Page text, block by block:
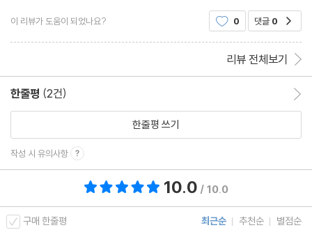
때 썼던 예쁜 색동 무늬 천이 면지에 그
이 리뷰가 도움이 되었나요? 0 댓글 0
리뷰 전체보기
한줄평 (2건)
한줄평 쓰기
작성 시 유의사항
10.0 / 10.0
구매 한줄평 최근순 추천순 별점순